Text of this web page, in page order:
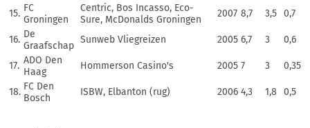
15. FC
Groningen
Centric, Bos Incasso, Eco-
Sure, McDonalds Groningen
2007 8,7 3,5 0,7
16. De
Graafschap
Sunweb Vliegreizen 2005 6,7 3 0,6
17. ADO Den
Haag
Hommerson Casino's 2005 7 3 0,35
18. FC Den
Bosch
ISBW, Elbanton (rug) 2006 4,3 1,8 0,5